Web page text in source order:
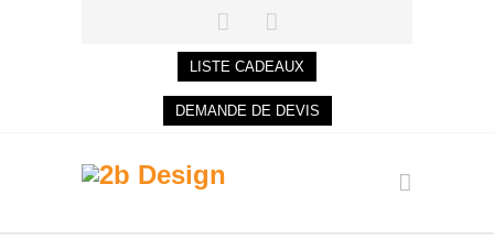
LISTE CADEAUX
DEMANDE DE DEVIS